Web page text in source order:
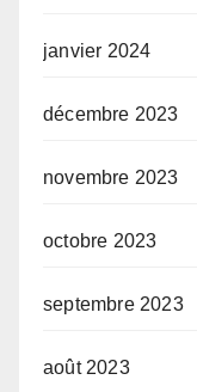
janvier 2024
décembre 2023
novembre 2023
octobre 2023
septembre 2023
août 2023